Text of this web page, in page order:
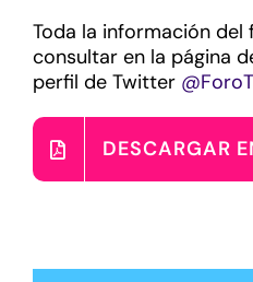
Toda la información del
consultar en la página
perfil de Twitter
DESCARGAR